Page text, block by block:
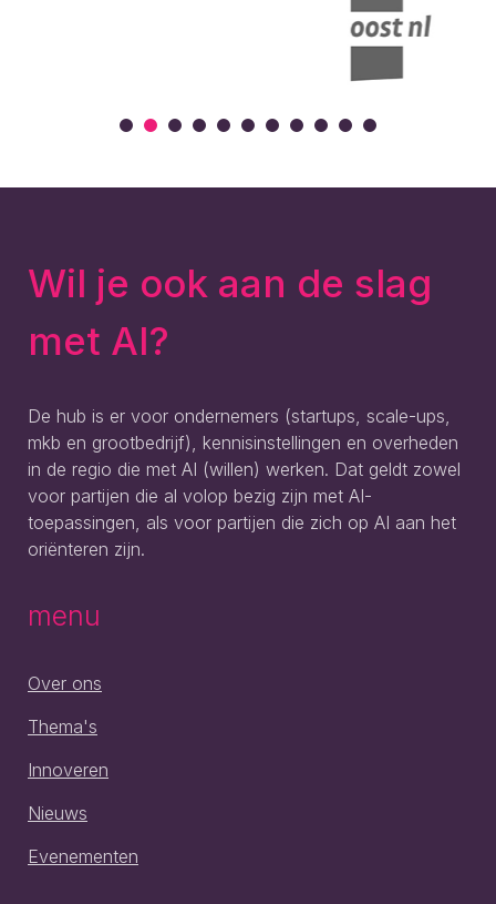
Wil je ook aan de slag
met AI?
De hub is er voor ondernemers (startups, scale-ups,
mkb en grootbedrijf), kennisinstellingen en overheden
in de regio die met AI (willen) werken. Dat geldt zowel
voor partijen die al volop bezig zijn met AI-
toepassingen, als voor partijen die zich op AI aan het
oriënteren zijn.
menu
Over ons
Thema's
Innoveren
Nieuws
Evenementen